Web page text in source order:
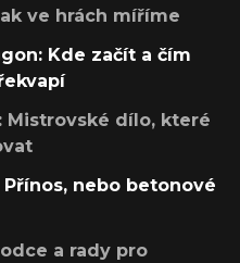
ve hrách míříme
Kde začít a čím
Mistrovské dílo, které
nebo betonové
a rady pro